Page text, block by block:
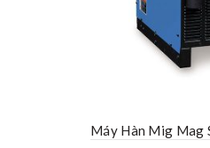
Máy Hàn Mig Mag